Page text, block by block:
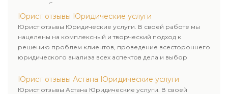
дела и выбор рационального пути для его успешного
завершения.
Юрист отзывы Юридические услуги
Юрист отзывы Юридические услуги. В своей работе мы
нацелены на комплексный и творческий подход к
решению проблем клиентов, проведение всестороннего
юридического анализа всех аспектов дела и выбор
Юрист отзывы Астана Юридические услуги
Юрист отзывы Астана Юридические услуги. В своей